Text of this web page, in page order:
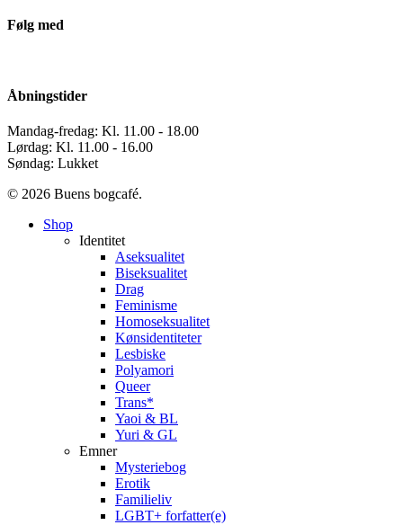
Følg med
Åbningstider
Mandag-fredag: Kl. 11.00 - 18.00
Lørdag: Kl. 11.00 - 16.00
Søndag: Lukket
© 2026 Buens bogcafé.
Close
Shop
Identitet
Aseksualitet
Biseksualitet
Drag
Feminisme
Homoseksualitet
Kønsidentiteter
Lesbiske
Polyamori
Queer
Trans*
Yaoi & BL
Yuri & GL
Emner
Mysteriebog
Erotik
Familieliv
LGBT+ forfatter(e)